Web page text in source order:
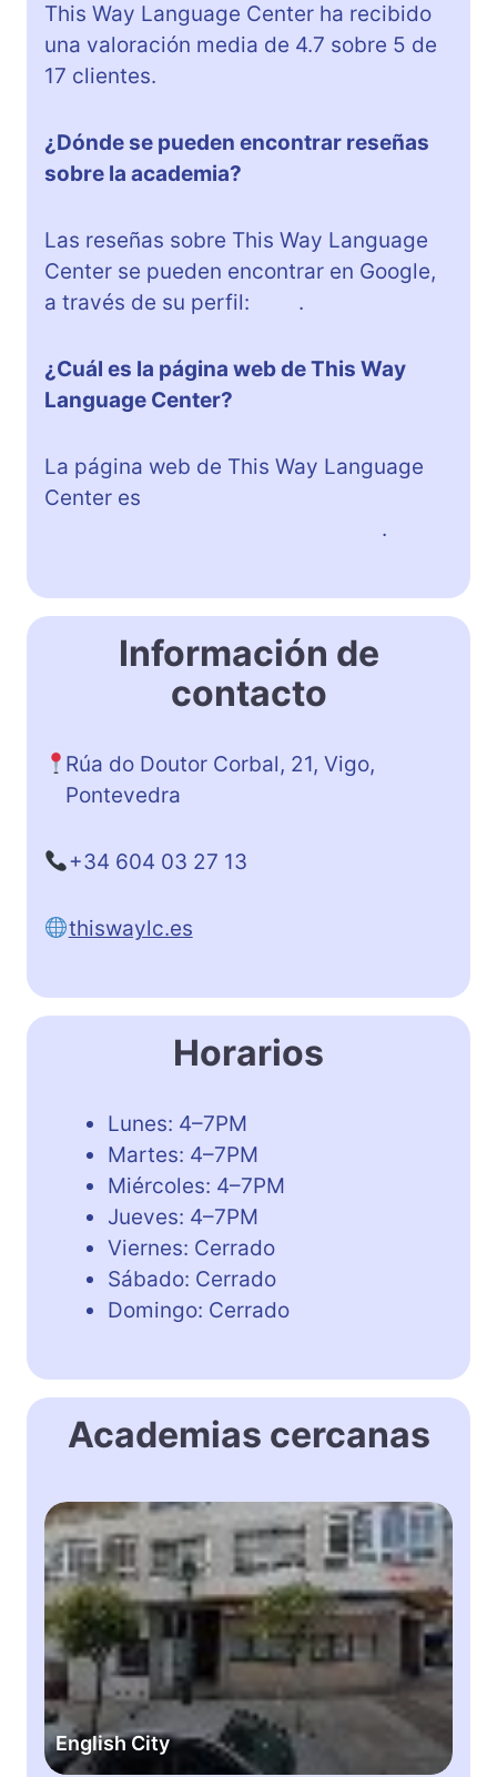
This Way Language Center ha recibido
una valoración media de 4.7 sobre 5 de
17 clientes.
¿Dónde se pueden encontrar reseñas
sobre la academia?
Las reseñas sobre This Way Language
Center se pueden encontrar en Google,
a través de su perfil:
.
¿Cuál es la página web de This Way
Language Center?
La página web de This Way Language
Center es
.
Información de
contacto
Rúa do Doutor Corbal, 21, Vigo,
Pontevedra
+34 604 03 27 13
thiswaylc.es
Horarios
Lunes: 4–7PM
Martes: 4–7PM
Miércoles: 4–7PM
Jueves: 4–7PM
Viernes: Cerrado
Sábado: Cerrado
Domingo: Cerrado
Academias cercanas
English City
E
n
g
i
s
C
i
t